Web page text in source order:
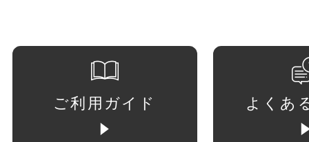
ご利用ガイド よくあ